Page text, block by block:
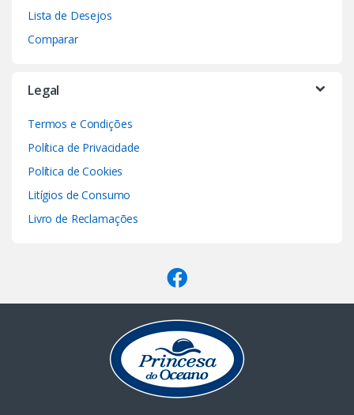
Lista de Desejos
Comparar
Legal
Termos e Condições
Política de Privacidade
Política de Cookies
Litígios de Consumo
Livro de Reclamações